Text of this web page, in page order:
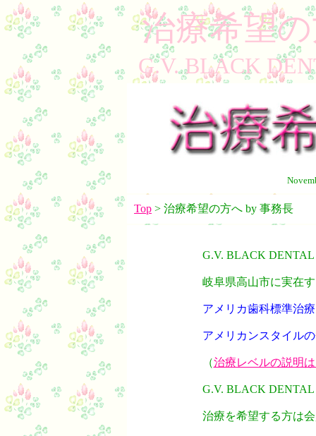
治療希望
G.V. BLACK
Top > 治療希望の方へ by 事務長
G.V. BLACK DENTAL
岐阜県高山市に実在
アメリカ歯科標準治
アメリカンスタイルの
（治療レベルの説明
G.V. BLACK DENTAL
治療を希望する方は